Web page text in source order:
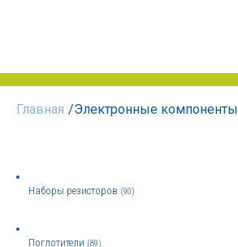
Главная /Электронные компоненты
Наборы резисторов (90)
Поглотители (89)